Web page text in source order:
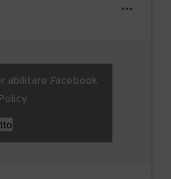
abilitare Facebook